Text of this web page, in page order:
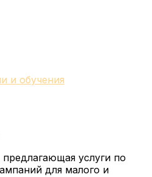
и обучения
услуги по
для малого и